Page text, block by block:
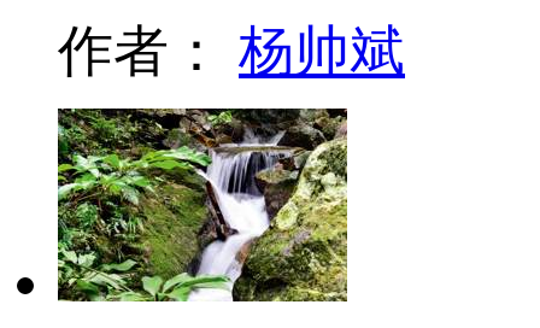
作者： 杨帅斌